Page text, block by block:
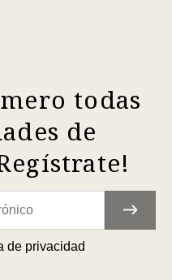
todas
de
de privacidad